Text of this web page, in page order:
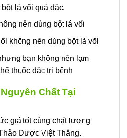
lá vối quá đặc.
nên dùng bột lá vối
không nên dùng bột lá vối
bạn không nên lạm
thuốc đặc trị bệnh
Chất Tại
giá tốt cùng chất lượng
Dược Việt Thắng.